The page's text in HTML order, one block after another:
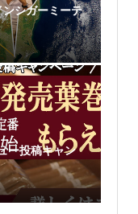
シガーミーテ
ー投稿キャン